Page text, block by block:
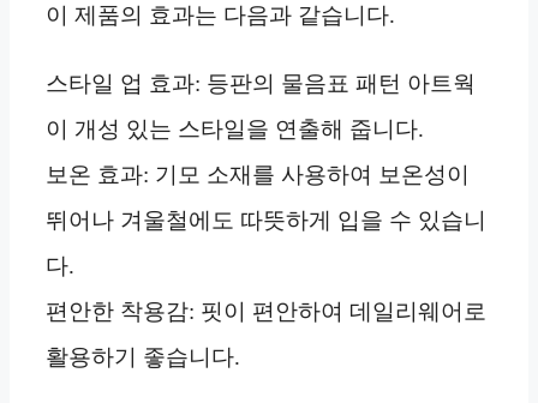
이 제품의 효과는 다음과 같습니다.
스타일 업 효과: 등판의 물음표 패턴 아트웍
이 개성 있는 스타일을 연출해 줍니다.
보온 효과: 기모 소재를 사용하여 보온성이
뛰어나 겨울철에도 따뜻하게 입을 수 있습니
다.
편안한 착용감: 핏이 편안하여 데일리웨어로
활용하기 좋습니다.